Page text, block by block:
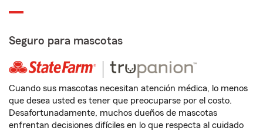
Seguro para mascotas
Cuando sus mascotas necesitan atención médica, lo menos
que desea usted es tener que preocuparse por el costo.
Desafortunadamente, muchos dueños de mascotas
enfrentan decisiones difíciles en lo que respecta al cuidado